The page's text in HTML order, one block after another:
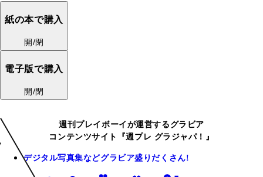
紙の本で購入
開/閉
電子版で購入
開/閉
週刊プレイボーイが運営するグラビア
コンテンツサイト『週プレ グラジャパ！』
デジタル写真集などグラビア盛りだくさん!